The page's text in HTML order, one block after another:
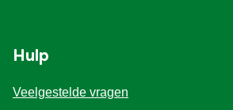
Hulp
Veelgestelde vragen